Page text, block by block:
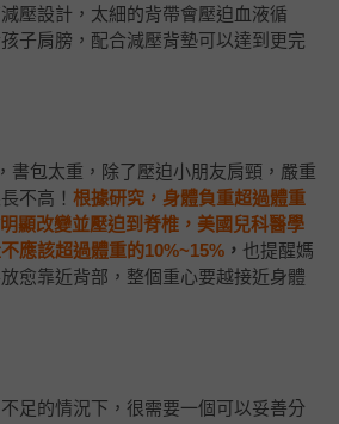
壓設計，太細的背帶會壓迫血液循
子肩膀，配合減壓背墊可以達到更完
書包太重，除了壓迫小朋友肩頸，嚴重
不高！ 根據研究，身體負重超過體重
顯改變並壓迫到脊椎，美國兒科醫學
應該超過體重的10%~15% ， 也提醒媽
愈靠近背部，整個重心要越接近身體
足的情況下，很需要一個可以妥善分